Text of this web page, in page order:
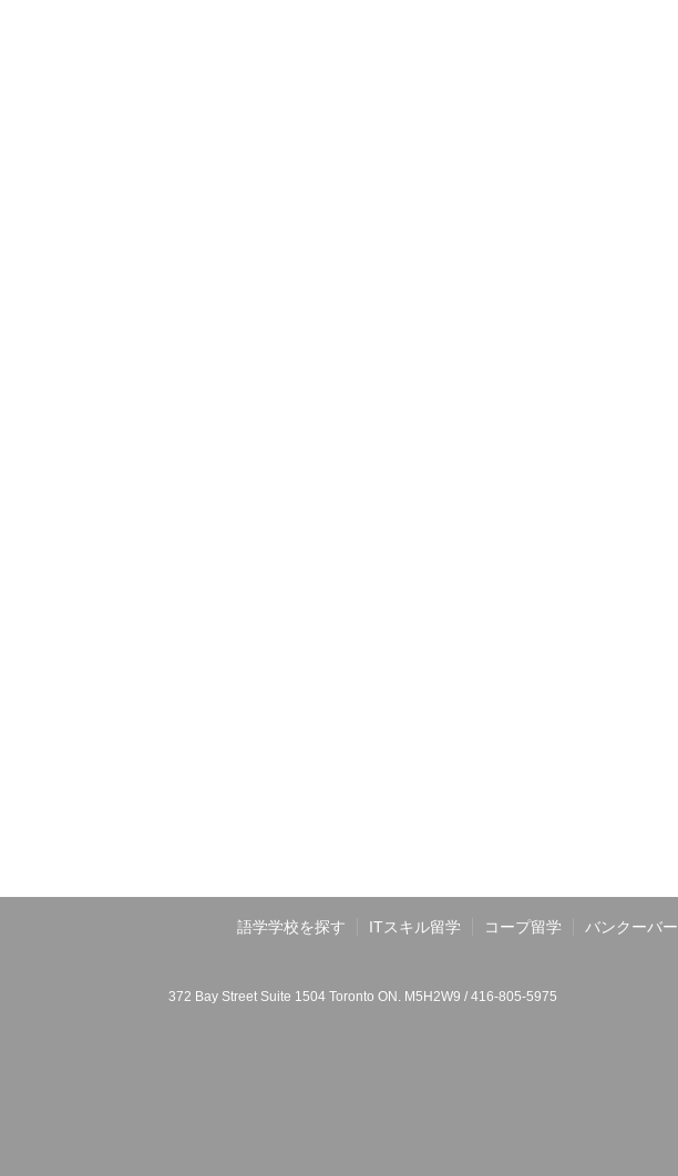
語学学校を探す ITスキル留学 コープ留学 バンクーバー
372 Bay Street Suite 1504 Toronto ON. M5H2W9 / 416-805-5975